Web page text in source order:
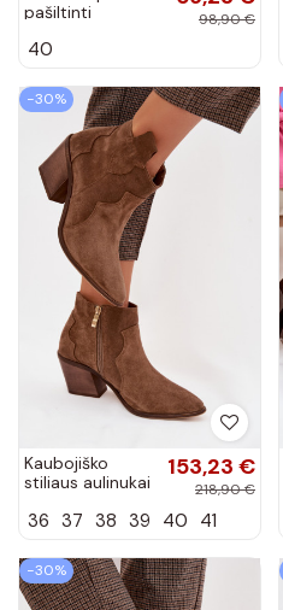
pašiltinti
stiliaus ilgaauliai
kulniukais iš...
98,90 €
40
−30%
Kaubojiško
stiliaus aulinukai
zomšo Zazoo
spalvos
153,23 €
218,90 €
36 37 38 39 40 41
−30%